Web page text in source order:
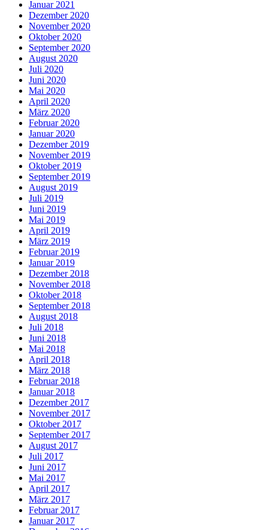
Januar 2021
Dezember 2020
November 2020
Oktober 2020
September 2020
August 2020
Juli 2020
Juni 2020
Mai 2020
April 2020
März 2020
Februar 2020
Januar 2020
Dezember 2019
November 2019
Oktober 2019
September 2019
August 2019
Juli 2019
Juni 2019
Mai 2019
April 2019
März 2019
Februar 2019
Januar 2019
Dezember 2018
November 2018
Oktober 2018
September 2018
August 2018
Juli 2018
Juni 2018
Mai 2018
April 2018
März 2018
Februar 2018
Januar 2018
Dezember 2017
November 2017
Oktober 2017
September 2017
August 2017
Juli 2017
Juni 2017
Mai 2017
April 2017
März 2017
Februar 2017
Januar 2017